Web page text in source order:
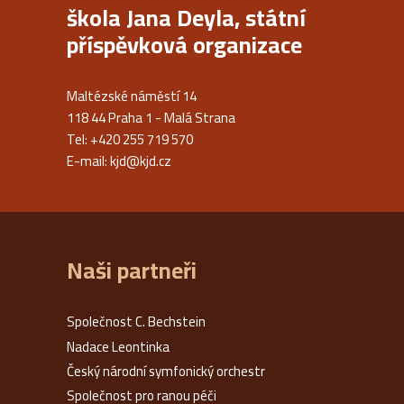
škola Jana Deyla, státní
příspěvková organizace
Maltézské náměstí 14
118 44 Praha 1 - Malá Strana
Tel: +420 255 719 570
E-mail:kjd@kjd.cz
Naši partneři
Společnost C. Bechstein
Nadace Leontinka
Český národní symfonický orchestr
Společnost pro ranou péči